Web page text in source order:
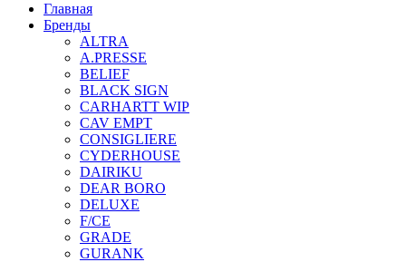
Главная
Бренды
ALTRA
A.PRESSE
BELIEF
BLACK SIGN
CARHARTT WIP
CAV EMPT
CONSIGLIERE
CYDERHOUSE
DAIRIKU
DEAR BORO
DELUXE
F/CE
GRADE
GURANK